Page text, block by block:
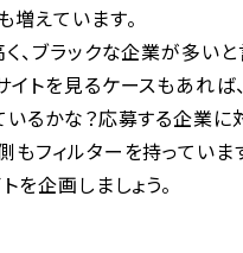
えています。
、ブラックな企業が多い
トを見るケースもあれば
るかな？応募する企業
フィルターを持っていま
を企画しましょう。